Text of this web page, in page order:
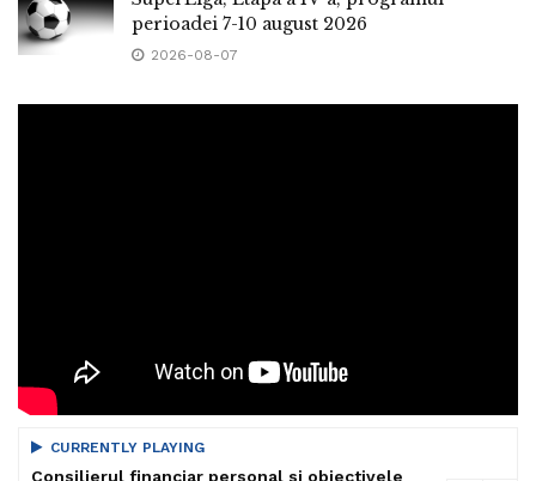
perioadei 7-10 august 2026
2026-08-07
CURRENTLY PLAYING
Consilierul financiar personal si obiectivele